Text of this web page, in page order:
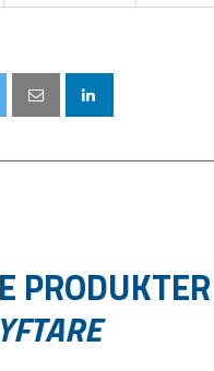
PRODUKTER